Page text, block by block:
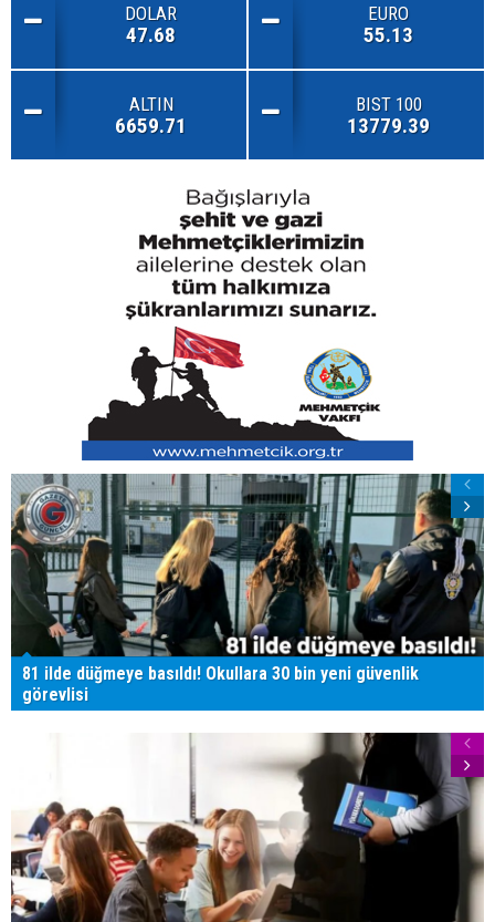
DOLAR
47.68
EURO
55.13
ALTIN
6659.71
BIST 100
13779.39
81 ilde düğmeye basıldı! Okullara 30 bin yeni güvenlik
görevlisi